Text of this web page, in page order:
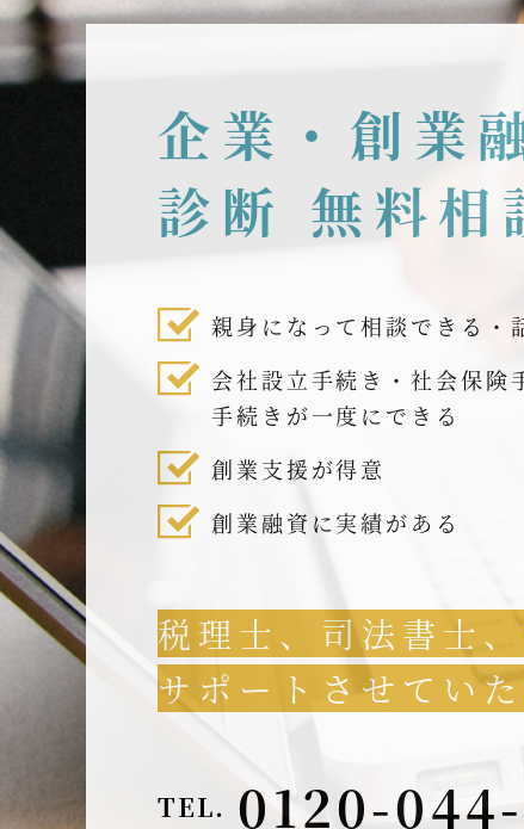
企業・創業
診断 無料相
親身になって相談できる・
会社設立手続き・社会保険
手続きが一度にできる
創業支援が得意
創業融資に実績がある
税理士、司法書士
サポートさせていた
TEL. 0120-